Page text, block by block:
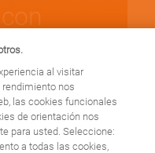
al visitar
nos
las cookies funcionales
de orientación nos
para usted. Seleccione:
a todas las cookies,